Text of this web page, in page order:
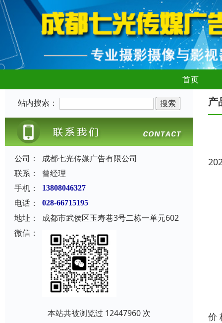
首页
站内搜索：
公司：
成都七光传媒广告有限公司
联系：
曾经理
手机：
13808046327
电话： 028-66715195
地址：
成都市武侯区玉寿巷3号二栋一单元602
微信：
本站共被浏览过 12447960 次
产
价